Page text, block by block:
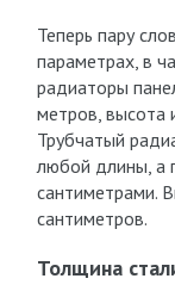
Теперь пару
параметрах, в
радиаторы
метров, высота
Трубчатый
любой длины, а
сантиметрами.
сантиметров.
Толщина